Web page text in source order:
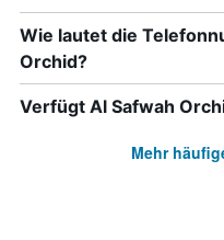
Wie lautet die
Orchid?
Verfügt Al Safwah
Mehr